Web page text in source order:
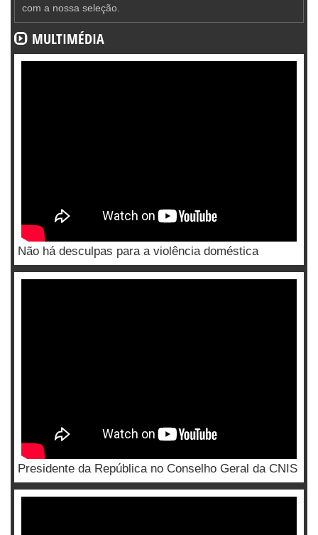
com a nossa seleção.
MULTIMÉDIA
Não há desculpas para a violência doméstica
Presidente da República no Conselho Geral da CNIS